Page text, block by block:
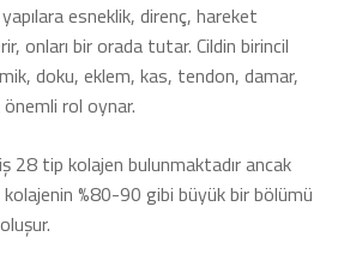
esneklik, direnç, hareket
onları bir orada tutar. Cildin birincil
doku, eklem, kas, tendon, damar,
önemli rol oynar.
28 tip kolajen bulunmaktadır ancak
%80-90 gibi büyük bir bölümü